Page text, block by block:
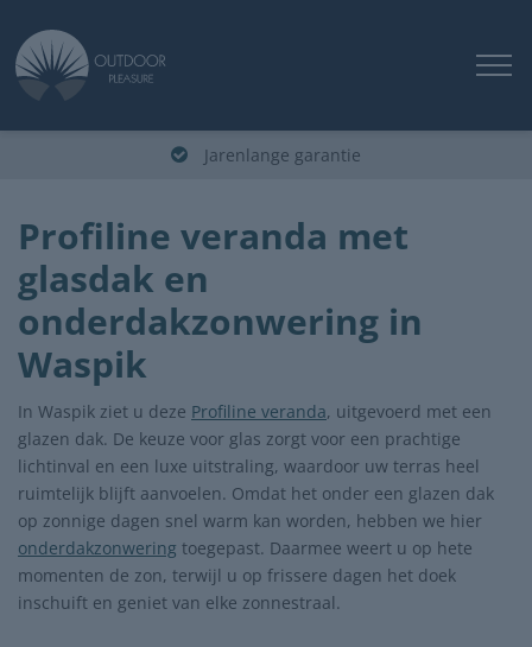
Jarenlange garantie
Profiline veranda met
glasdak en
onderdakzonwering in
Waspik
In Waspik ziet u deze Profiline veranda, uitgevoerd met een
glazen dak. De keuze voor glas zorgt voor een prachtige
lichtinval en een luxe uitstraling, waardoor uw terras heel
ruimtelijk blijft aanvoelen. Omdat het onder een glazen dak
op zonnige dagen snel warm kan worden, hebben we hier
onderdakzonwering toegepast. Daarmee weert u op hete
momenten de zon, terwijl u op frissere dagen het doek
inschuift en geniet van elke zonnestraal.